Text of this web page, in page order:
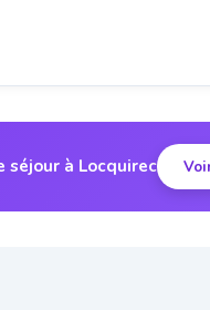
séjour à Locquirec